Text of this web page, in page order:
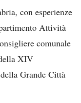
con esperienze
Attività
comunale
XIV
Grande Città